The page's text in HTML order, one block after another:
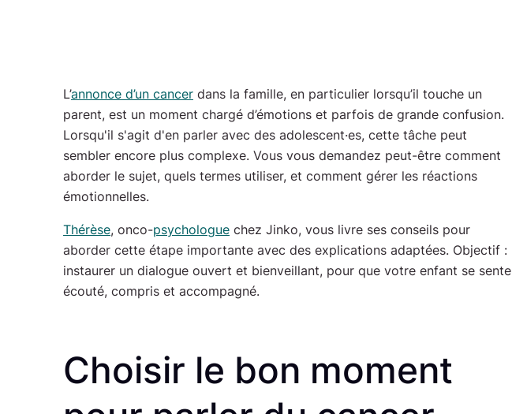
L’annonce d’un cancer dans la famille, en particulier lorsqu’il touche un
parent, est un moment chargé d’émotions et parfois de grande confusion.
Lorsqu'il s'agit d'en parler avec des adolescent·es, cette tâche peut
sembler encore plus complexe. Vous vous demandez peut-être comment
aborder le sujet, quels termes utiliser, et comment gérer les réactions
émotionnelles.
Thérèse, onco-psychologue chez Jinko, vous livre ses conseils pour
aborder cette étape importante avec des explications adaptées. Objectif :
instaurer un dialogue ouvert et bienveillant, pour que votre enfant se sente
écouté, compris et accompagné.
Choisir le bon moment